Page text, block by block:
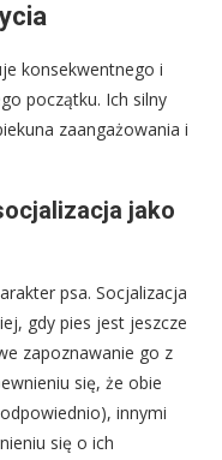
konsekwentnego i
początku. Ich silny
zaangażowania i
jako
psa. Socjalizacja
gdy pies jest jeszcze
zapoznawanie go z
się, że obie
innymi
się o ich